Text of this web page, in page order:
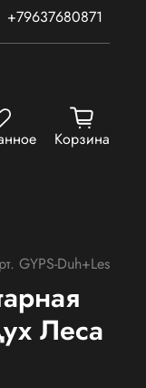
+79637680871
Корзина
GYPS-Duh+Les
Леса